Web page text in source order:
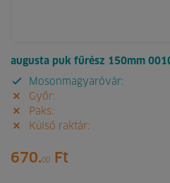
augusta puk fűrész 150mm
Mosonmagyaróvár:
Győr:
Paks:
Külső raktár:
670.00 Ft